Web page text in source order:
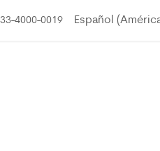
Preguntas
4000-0019 Español